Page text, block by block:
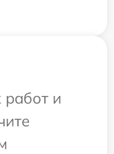
и